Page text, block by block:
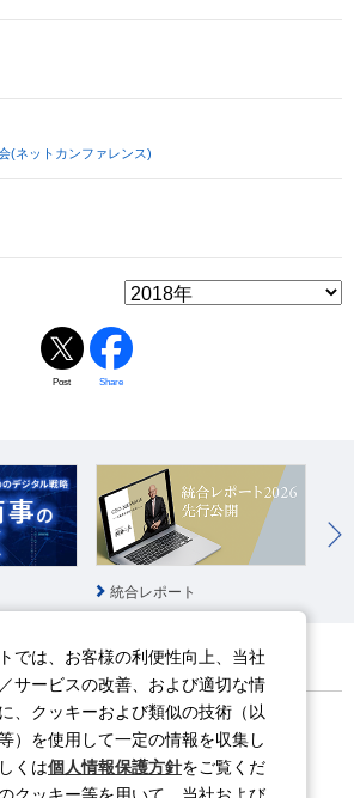
(ネットカンファレンス)
Post Share
統合レポート
サイトのご利用について
情報セキュリティポリシー
ソーシャルメディアポリシー
サイトの使い方
では、お客様の利便性向上、当社
サービスの改善、および適切な情
、クッキーおよび類似の技術（以
）を使用して一定の情報を収集し
くは個人情報保護方針をご覧くだ